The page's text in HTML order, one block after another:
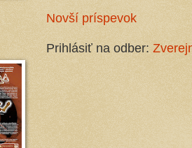
Novší príspevok
Prihlásiť na odber: